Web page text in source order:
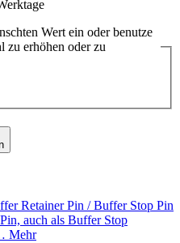
Wert ein oder benutze
zu erhöhen oder zu
Retainer Pin / Buffer Stop Pin
auch als Buffer Stop
Mehr